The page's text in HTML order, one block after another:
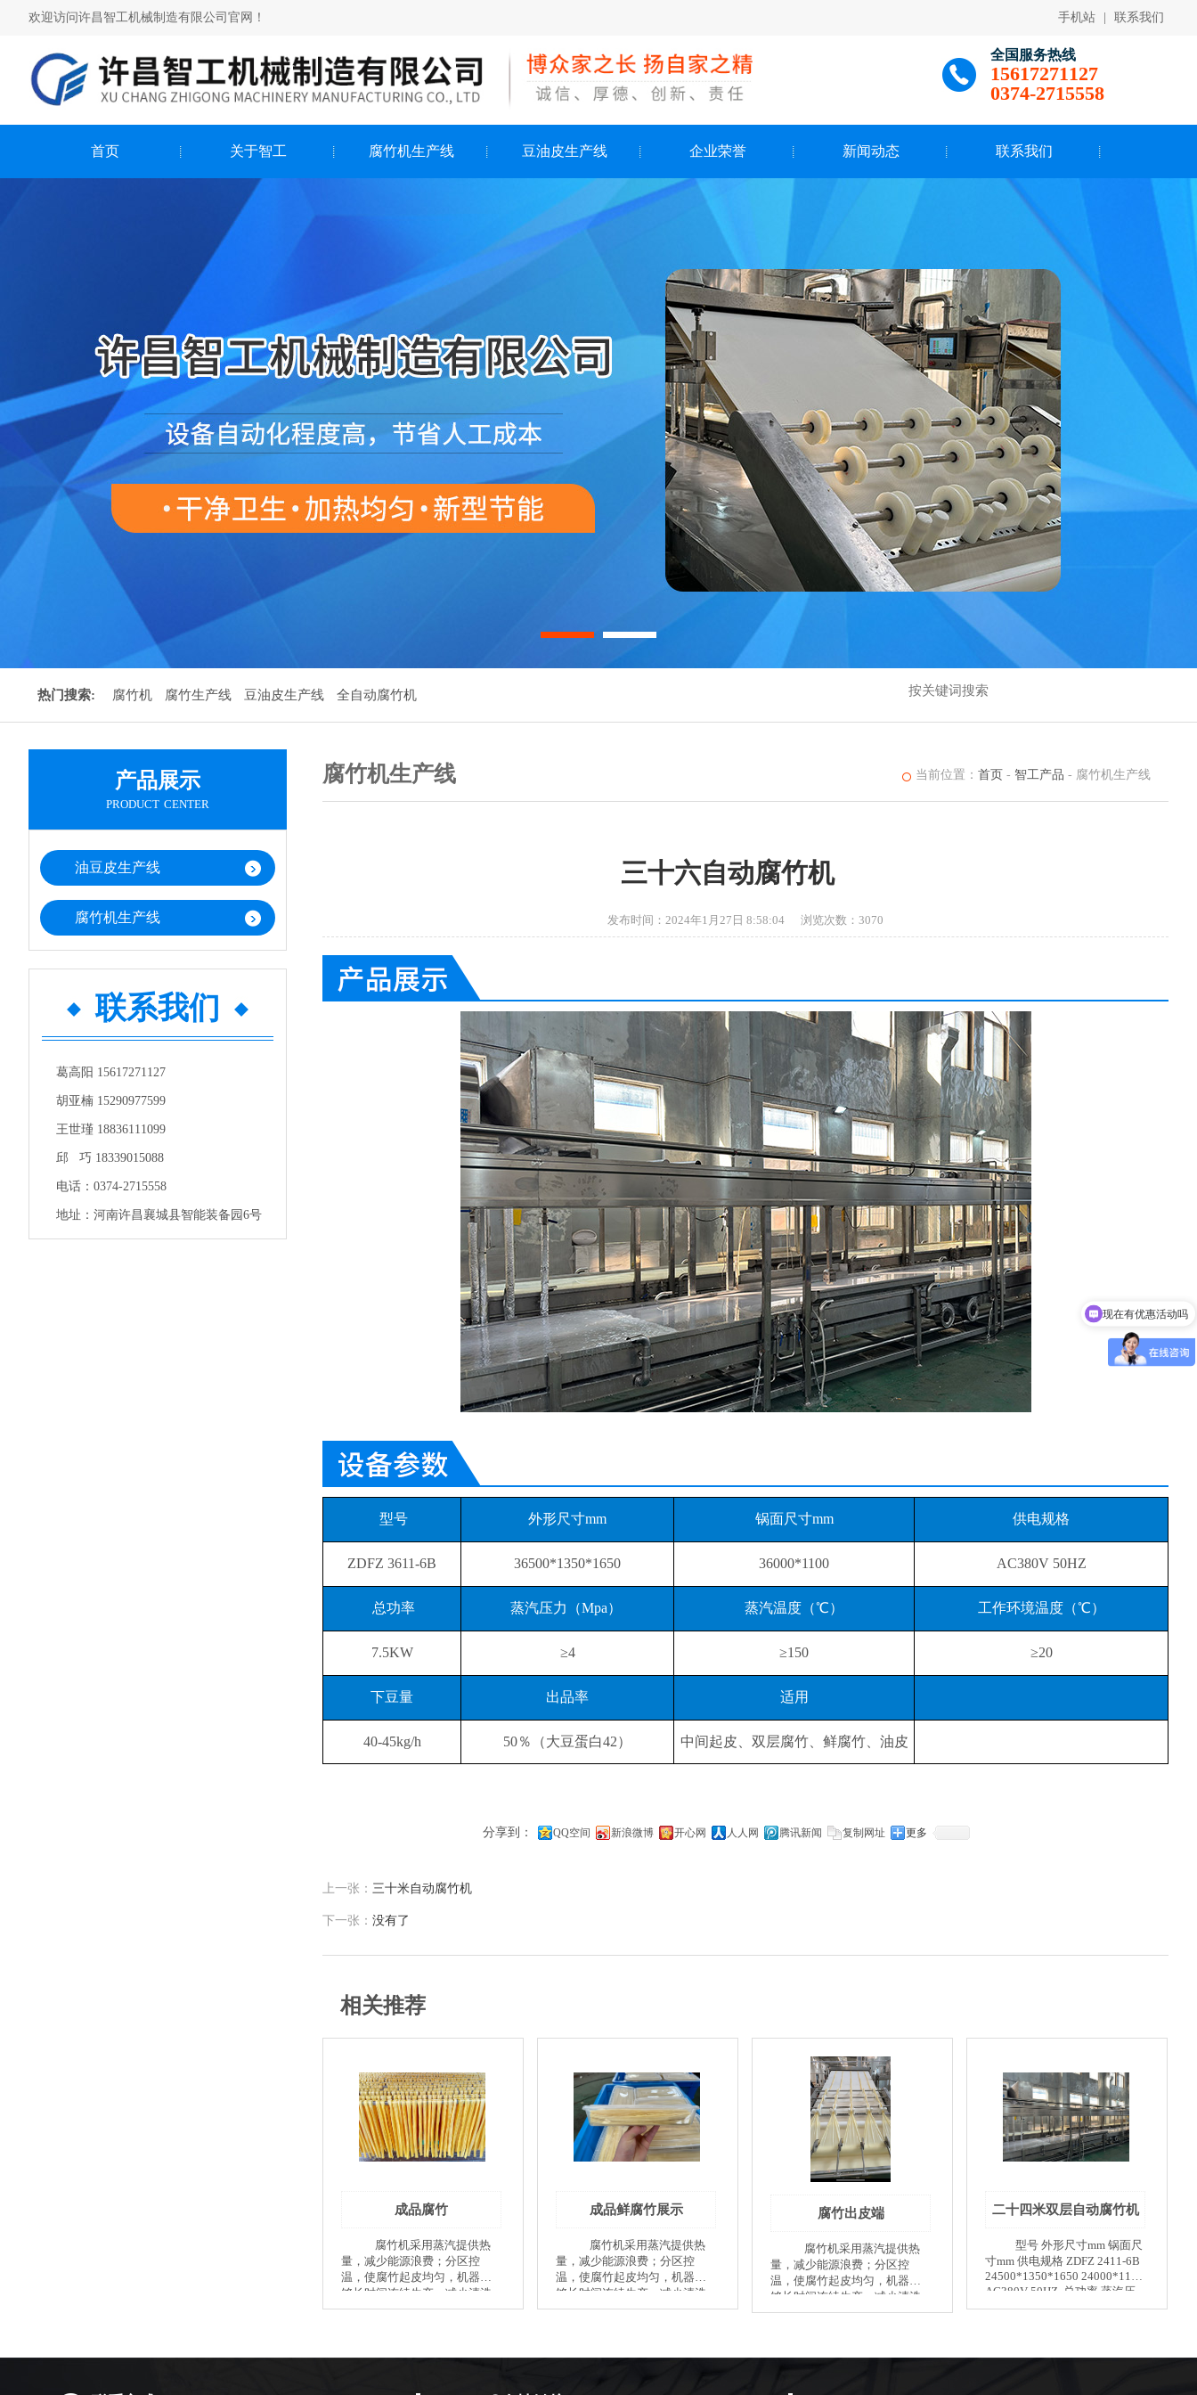
欢迎访问许昌智工机械制造有限公司官网！ 手机站 联系我们
全国服务热线
15617271127
0374-2715558
首页 关于智工 腐竹机生产线 豆油皮生产线 企业荣誉 新闻动态 联系我们
2
热门搜索: 腐竹机 腐竹生产线 豆油皮生产线 全自动腐竹机
产品展示
product center
油豆皮生产线
腐竹机生产线
联系我们
葛高阳 15617271127
胡亚楠 15290977599
王世瑾 18836111099
邱 巧 18339015088
电话：0374-2715558
地址：河南许昌襄城县智能装备园6号
腐竹机生产线 当前位置： 首页 - 智工产品 - 腐竹机生产线
三十六自动腐竹机
发布时间：2024年1月27日 8:58:04 浏览次数：3070
型号 外形尺寸mm 锅面尺寸mm 供电规格
ZDFZ 3611-6B 36500*1350*1650 36000*1100 AC380V 50HZ
总功率 蒸汽压力（Mpa） 蒸汽温度（℃） 工作环境温度（℃）
7.5KW ≥4 ≥150 ≥20
下豆量 出品率 适用
40-45kg/h 50％（大豆蛋白42） 中间起皮、双层腐竹、鲜腐竹、油皮
分享到： QQ空间 新浪微博 开心网 人人网 腾讯新闻 复制网址 更多
上一张： 三十米自动腐竹机
下一张： 没有了
相关推荐
成品腐竹
量，减少能源浪费；分区控
温，使腐竹起皮均匀，机器能
够长时间连续生产，减少清洗
锅底次数。 腐竹机自动生产
便切断晾挂。浆锅表面配备有
成品鲜腐竹展示
量，减少能源浪费；分区控
温，使腐竹起皮均匀，机器能
够长时间连续生产，减少清洗
锅底次数。 腐竹机自动生产
便切断晾挂。浆锅表面配备有
腐竹出皮端
量，减少能源浪费；分区控
温，使腐竹起皮均匀，机器能
够长时间连续生产，减少清洗
锅底次数。 腐竹机自动生产
便切断晾挂。浆锅表面配备有
二十四米双层自动腐竹机
寸mm 供电规格 ZDFZ 2411-6B
24500*1350*1650 24000*1100
AC380V 50HZ 总功率 蒸汽压
力（Mpa） 蒸汽温度（℃） 工
25-30kg/h 50％（大豆蛋白42）
现在有优惠活动吗